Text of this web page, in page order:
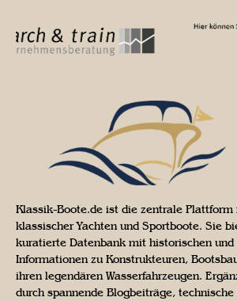
Klassik-Boote.de ist die zentrale Plattform
klassischer Yachten und Sportboote. Sie
kuratierte Datenbank mit historischen und
Informationen zu Konstrukteuren,
ihren legendären Wasserfahrzeugen.
durch spannende Blogbeiträge,